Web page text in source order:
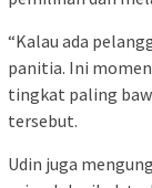
“Kalau ada
panitia. Ini
tingkat paling
tersebut.
Udin juga